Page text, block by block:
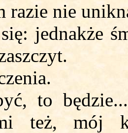
razie nie
jednakże
to
też, mój